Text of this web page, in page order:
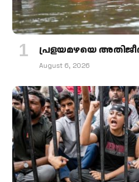
പ്രളയമഴയെ
August 6, 2026